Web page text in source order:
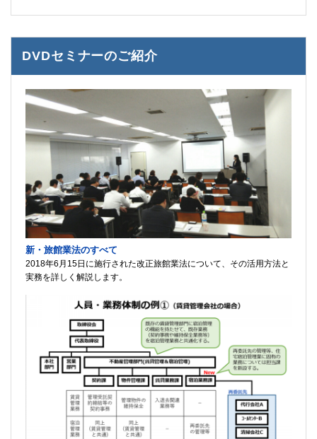
DVDセミナーのご紹介
新・旅館業法のすべて
2018年6月15日に施行された改正旅館業法について、その活用方法と
実務を詳しく解説します。